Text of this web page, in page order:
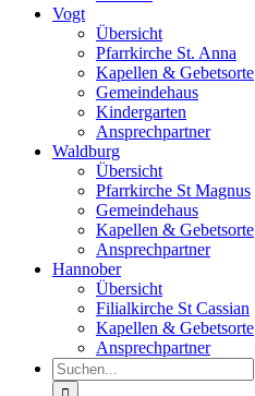
Vogt
Übersicht
Pfarrkirche St. Anna
Kapellen & Gebetsorte
Gemeindehaus
Kindergarten
Ansprechpartner
Waldburg
Übersicht
Pfarrkirche St Magnus
Gemeindehaus
Kapellen & Gebetsorte
Ansprechpartner
Hannober
Übersicht
Filialkirche St Cassian
Kapellen & Gebetsorte
Ansprechpartner
Suche
nach: